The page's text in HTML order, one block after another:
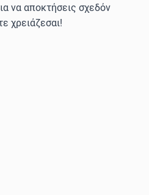
να αποκτήσεις σχεδόν
χρειάζεσαι!